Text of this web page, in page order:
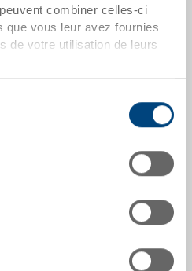
combiner celles-ci
que vous leur avez fournies
de votre utilisation de leurs
correspondent aux unités
d’emballage.